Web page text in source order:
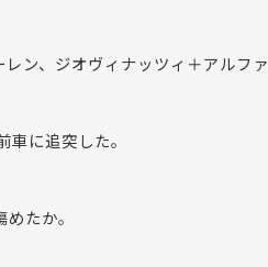
ン、ジオヴィナッツィ＋アルファ
に追突した。
たか。